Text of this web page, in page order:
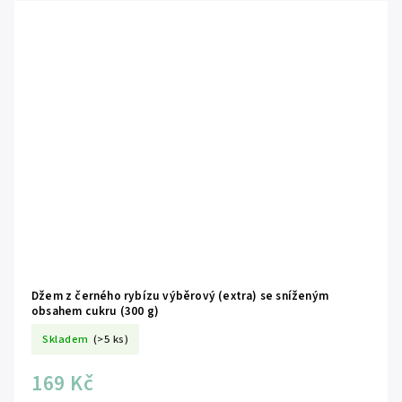
Džem z černého rybízu výběrový (extra) se sníženým
obsahem cukru (300 g)
Skladem (>5 ks)
169 Kč